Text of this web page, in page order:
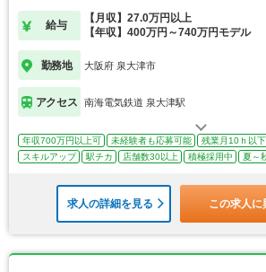
給与
【月収】27.0万円以上
【年収】400万円～740万円モデル
勤務地 大阪府 泉大津市
アクセス 南海電気鉄道 泉大津駅
年収700万円以上可 未経験者も応募可能 残業月10ｈ以下
スキルアップ
駅チカ 店舗数30以上 積極採用中 夏～
求人の詳細を見る この求人に